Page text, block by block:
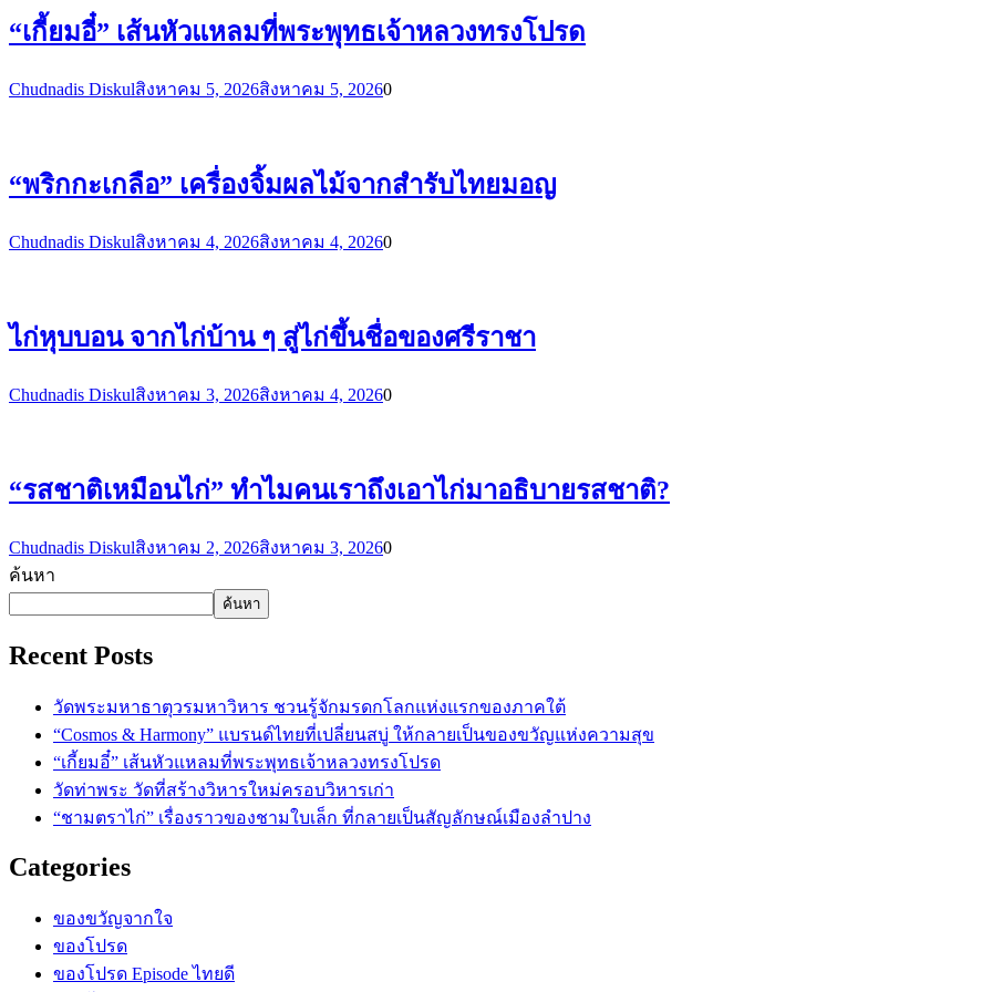
“เกี้ยมอี๋” เส้นหัวแหลมที่พระพุทธเจ้าหลวงทรงโปรด
Chudnadis Diskulสิงหาคม 5, 2026สิงหาคม 5, 20260
“พริกกะเกลือ” เครื่องจิ้มผลไม้จากสำรับไทยมอญ
Chudnadis Diskulสิงหาคม 4, 2026สิงหาคม 4, 20260
ไก่หุบบอน จากไก่บ้าน ๆ สู่ไก่ขึ้นชื่อของศรีราชา
Chudnadis Diskulสิงหาคม 3, 2026สิงหาคม 4, 20260
“รสชาติเหมือนไก่” ทำไมคนเราถึงเอาไก่มาอธิบายรสชาติ?
Chudnadis Diskulสิงหาคม 2, 2026สิงหาคม 3, 20260
ค้นหา
ค้นหา
Recent Posts
วัดพระมหาธาตุวรมหาวิหาร ชวนรู้จักมรดกโลกแห่งแรกของภาคใต้
“Cosmos & Harmony” แบรนด์ไทยที่เปลี่ยนสบู่ ให้กลายเป็นของขวัญแห่งความสุข
“เกี้ยมอี๋” เส้นหัวแหลมที่พระพุทธเจ้าหลวงทรงโปรด
วัดท่าพระ วัดที่สร้างวิหารใหม่ครอบวิหารเก่า
“ชามตราไก่” เรื่องราวของชามใบเล็ก ที่กลายเป็นสัญลักษณ์เมืองลำปาง
Categories
ของขวัญจากใจ
ของโปรด
ของโปรด Episode ไทยดี